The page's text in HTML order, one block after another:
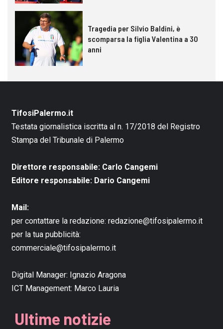
Tragedia per Silvio Baldini, è
scomparsa la figlia Valentina a 30
anni
TifosiPalermo.it
Testata giornalistica iscritta al n. 17/2018 del Registro
Stampa del Tribunale di Palermo
Direttore responsabile: Carlo Cangemi
Editore responsabile: Dario Cangemi
Mail:
per contattare la redazione: redazione@tifosipalermo.it
per la tua pubblicità:
commerciale@tifosipalermo.it
Digital Manager: Ignazio Aragona
ICT Management: Marco Lauria
Ultime notizie